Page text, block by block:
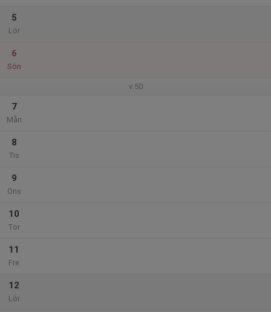
5
Lör
6
Sön
v.50
7
Mån
8
Tis
9
Ons
10
Tor
11
Fre
12
Lör